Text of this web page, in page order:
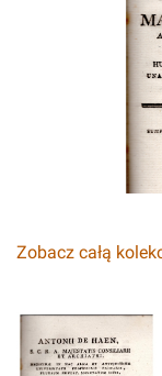
Zobacz całą